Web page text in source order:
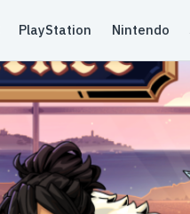
PlayStation Nintendo